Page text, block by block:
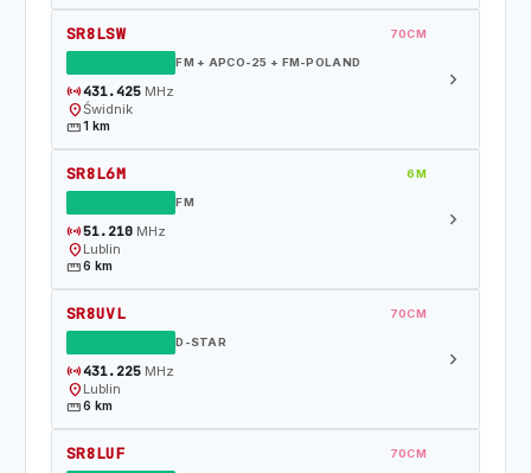
SR8LSW 70CM
FM + APCO-25 + FM-POLAND
sensors431.425MHz
location_onŚwidnik
straighten1 km
chevron_right
SR8L6M 6M
FM
sensors51.210MHz
location_on Lublin
straighten6 km
chevron_right
SR8UVL 70CM
D-STAR
sensors431.225MHz
location_on Lublin
straighten6 km
chevron_right
SR8LUF 70CM